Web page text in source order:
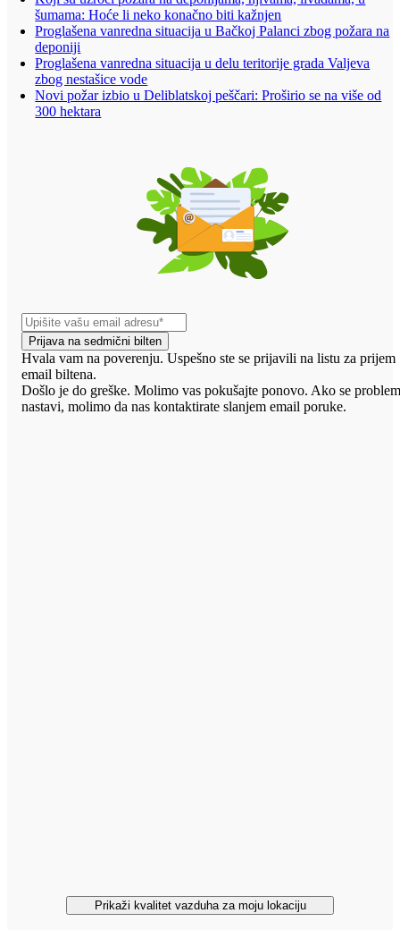
šumama: Hoće li neko konačno biti kažnjen
Proglašena vanredna situacija u Bačkoj Palanci zbog požara na
deponiji
Proglašena vanredna situacija u delu teritorije grada Valjeva
zbog nestašice vode
Novi požar izbio u Deliblatskoj peščari: Proširio se na više od
300 hektara
Prijava na sedmični bilten
Hvala vam na poverenju. Uspešno ste se prijavili na listu za prijem
email biltena.
Došlo je do greške. Molimo vas pokušajte ponovo. Ako se
nastavi, molimo da nas kontaktirate slanjem email poruke.
Prikaži kvalitet vazduha za moju lokaciju